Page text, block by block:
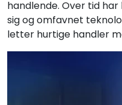
handlende. Over tid
sig og omfavnet
letter hurtige handler